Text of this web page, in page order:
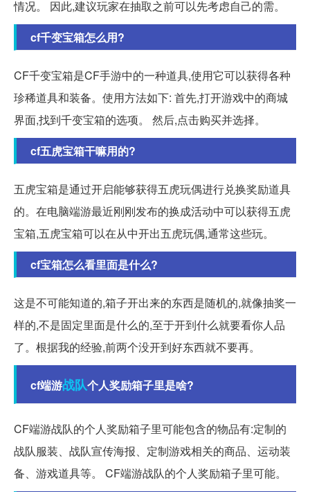
情况。 因此,建议玩家在抽取之前可以先考虑自己的需。
cf千变宝箱怎么用?
CF千变宝箱是CF手游中的一种道具,使用它可以获得各种
珍稀道具和装备。使用方法如下: 首先,打开游戏中的商城
界面,找到千变宝箱的选项。 然后,点击购买并选择。
cf五虎宝箱干嘛用的?
五虎宝箱是通过开启能够获得五虎玩偶进行兑换奖励道具
的。在电脑端游最近刚刚发布的换成活动中可以获得五虎
宝箱,五虎宝箱可以在从中开出五虎玩偶,通常这些玩。
cf宝箱怎么看里面是什么?
这是不可能知道的,箱子开出来的东西是随机的,就像抽奖一
样的,不是固定里面是什么的,至于开到什么就要看你人品
了。根据我的经验,前两个没开到好东西就不要再。
cf端游战队个人奖励箱子里是啥?
CF端游战队的个人奖励箱子里可能包含的物品有:定制的
战队服装、战队宣传海报、定制游戏相关的商品、运动装
备、游戏道具等。 CF端游战队的个人奖励箱子里可能。